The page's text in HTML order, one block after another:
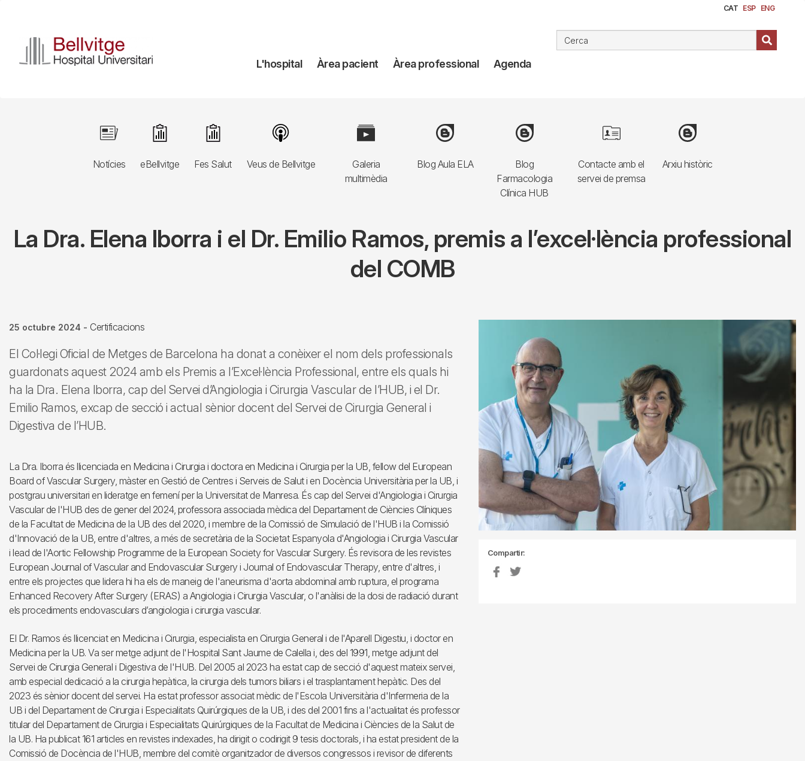
contingut
CAT ESP ENG
Navegación
L'hospital Àrea pacient Àrea professional Agenda
Notícies
Image
eBellvitge
Image
Fes Salut
Image
Veus de Bellvitge
Image
Galeria
multimèdia
Image
Blog Aula ELA
Image
Blog
Farmacologia
Clínica HUB
Image
Contacte amb el
servei de premsa
Image
Arxiu històric
Image
La Dra. Elena Iborra i el Dr. Emilio Ramos, premis a l’excel·lència professional
del COMB
25 octubre 2024 - Certificacions
El Col·legi Oficial de Metges de Barcelona ha donat a conèixer el nom dels professionals
guardonats aquest 2024 amb els Premis a l’Excel·lència Professional, entre els quals hi
ha la Dra. Elena Iborra, cap del Servei d’Angiologia i Cirurgia Vascular de l’HUB, i el Dr.
Emilio Ramos, excap de secció i actual sènior docent del Servei de Cirurgia General i
Digestiva de l’HUB.
La Dra. Iborra és llicenciada en Medicina i Cirurgia i doctora en Medicina i Cirurgia per la UB, fellow del European
Board of Vascular Surgery, màster en Gestió de Centres i Serveis de Salut i en Docència Universitària per la UB, i
postgrau universitari en lideratge en femení per la Universitat de Manresa. És cap del Servei d'Angiologia i Cirurgia
Vascular de l'HUB des de gener del 2024, professora associada mèdica del Departament de Ciències Clíniques
de la Facultat de Medicina de la UB des del 2020, i membre de la Comissió de Simulació de l'HUB i la Comissió
d'Innovació de la UB, entre d'altres, a més de secretària de la Societat Espanyola d'Angiologia i Cirurgia Vascular
i lead de l'Aortic Fellowship Programme de la European Society for Vascular Surgery. És revisora de les revistes
European Journal of Vascular and Endovascular Surgery i Journal of Endovascular Therapy, entre d'altres, i
entre els projectes que lidera hi ha els de maneig de l'aneurisma d'aorta abdominal amb ruptura, el programa
Enhanced Recovery After Surgery (ERAS) a Angiologia i Cirurgia Vascular, o l'anàlisi de la dosi de radiació durant
els procediments endovasculars d’angiologia i cirurgia vascular.
El Dr. Ramos és llicenciat en Medicina i Cirurgia, especialista en Cirurgia General i de l'Aparell Digestiu, i doctor en
Medicina per la UB. Va ser metge adjunt de l'Hospital Sant Jaume de Calella i, des del 1991, metge adjunt del
Servei de Cirurgia General i Digestiva de l'HUB. Del 2005 al 2023 ha estat cap de secció d'aquest mateix servei,
amb especial dedicació a la cirurgia hepàtica, la cirurgia dels tumors biliars i el trasplantament hepàtic. Des del
2023 és sènior docent del servei. Ha estat professor associat mèdic de l'Escola Universitària d'Infermeria de la
UB i del Departament de Cirurgia i Especialitats Quirúrgiques de la UB, i des del 2001 fins a l'actualitat és professor
titular del Departament de Cirurgia i Especialitats Quirúrgiques de la Facultat de Medicina i Ciències de la Salut de
la UB. Ha publicat 161 articles en revistes indexades, ha dirigit o codirigit 9 tesis doctorals, i ha estat president de la
Comissió de Docència de l'HUB, membre del comitè organitzador de diversos congressos i revisor de diferents
Compartir: